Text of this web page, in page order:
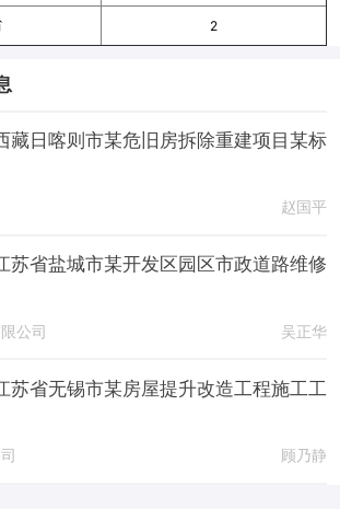
2
藏日喀则市某危旧房拆除重建项目某标
赵国平
苏省盐城市某开发区园区市政道路维修
公司 吴正华
苏省无锡市某房屋提升改造工程施工工
顾乃静